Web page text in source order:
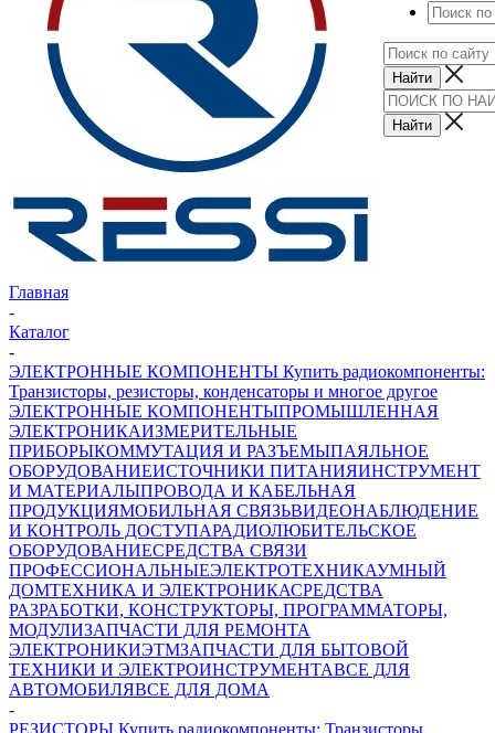
Главная
-
Каталог
-
ЭЛЕКТРОННЫЕ КОМПОНЕНТЫ Купить радиокомпоненты:
Транзисторы, резисторы, конденсаторы и многое другое
ЭЛЕКТРОННЫЕ КОМПОНЕНТЫПРОМЫШЛЕННАЯ
ЭЛЕКТРОНИКАИЗМЕРИТЕЛЬНЫЕ
ПРИБОРЫКОММУТАЦИЯ И РАЗЪЕМЫПАЯЛЬНОЕ
ОБОРУДОВАНИЕИСТОЧНИКИ ПИТАНИЯИНСТРУМЕНТ
И МАТЕРИАЛЫПРОВОДА И КАБЕЛЬНАЯ
ПРОДУКЦИЯМОБИЛЬНАЯ СВЯЗЬВИДЕОНАБЛЮДЕНИЕ
И КОНТРОЛЬ ДОСТУПАРАДИОЛЮБИТЕЛЬСКОЕ
ОБОРУДОВАНИЕСРЕДСТВА СВЯЗИ
ПРОФЕССИОНАЛЬНЫЕЭЛЕКТРОТЕХНИКАУМНЫЙ
ДОМТЕХНИКА И ЭЛЕКТРОНИКАСРЕДСТВА
РАЗРАБОТКИ, КОНСТРУКТОРЫ, ПРОГРАММАТОРЫ,
МОДУЛИЗАПЧАСТИ ДЛЯ РЕМОНТА
ЭЛЕКТРОНИКИЭТМЗАПЧАСТИ ДЛЯ БЫТОВОЙ
ТЕХНИКИ И ЭЛЕКТРОИНСТРУМЕНТАВСЕ ДЛЯ
АВТОМОБИЛЯВСЕ ДЛЯ ДОМА
-
РЕЗИСТОРЫ Купить радиокомпоненты: Транзисторы,